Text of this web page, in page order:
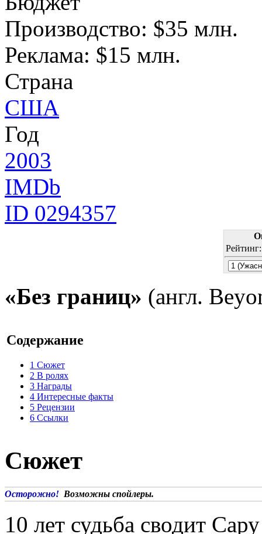
Производство: $35 млн.
Реклама: $15 млн.
Страна
США
Год
2003
IMDb
ID 0294357
«Без границ» (англ.
Содержание
1 Сюжет
2 В ролях
3 Награды
4 Интересные факты
5 Рецензии
6 Ссылки
Сюжет
Осторожно! Возможны спойлеры.
10 лет судьба сводит